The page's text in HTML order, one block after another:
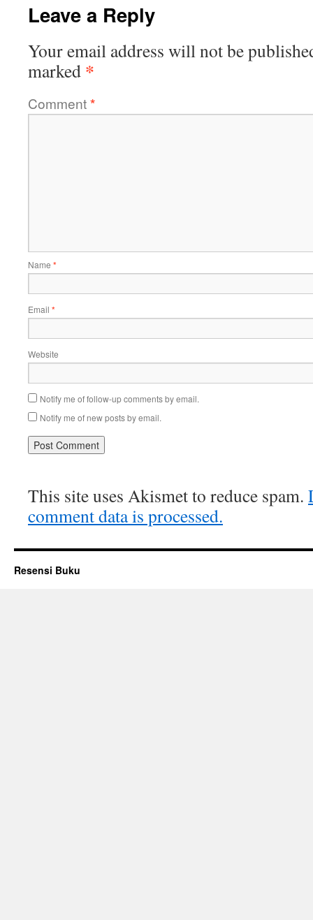
Leave a Reply
Your email address will not be
marked *
Comment*
Name *
Email *
Website
Notify me of follow-up comments by email.
Notify me of new posts by email.
This site uses Akismet to reduce spam.
comment data is processed.
Resensi Buku